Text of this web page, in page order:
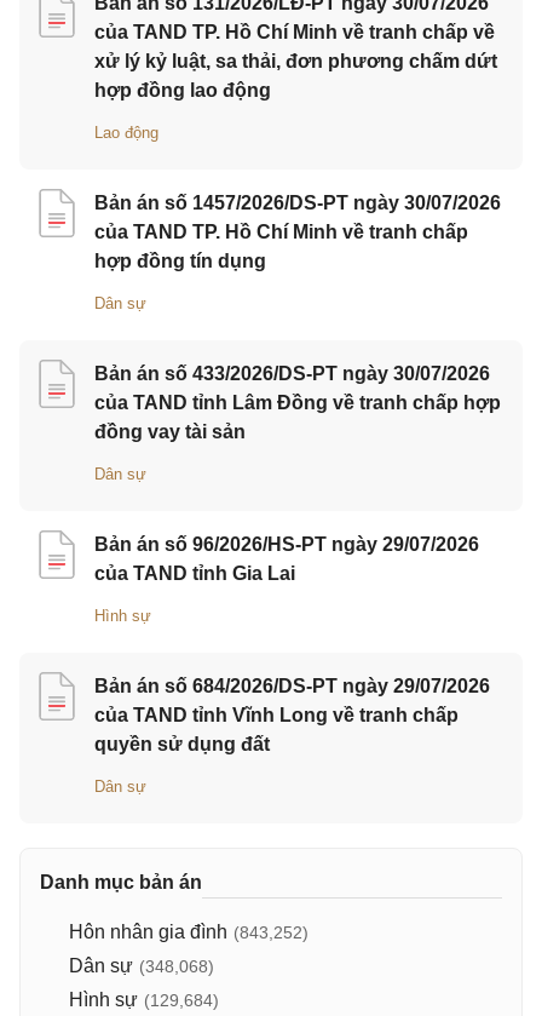
của TAND TP. Hồ Chí Minh về tranh chấp về
xử lý kỷ luật, sa thải, đơn phương chấm dứt
hợp đồng lao động
Lao động
Bản án số 1457/2026/DS-PT ngày 30/07/2026
của TAND TP. Hồ Chí Minh về tranh chấp
hợp đồng tín dụng
Dân sự
Bản án số 433/2026/DS-PT ngày 30/07/2026
của TAND tỉnh Lâm Đồng về tranh chấp hợp
đồng vay tài sản
Dân sự
Bản án số 96/2026/HS-PT ngày 29/07/2026
của TAND tỉnh Gia Lai
Hình sự
Bản án số 684/2026/DS-PT ngày 29/07/2026
của TAND tỉnh Vĩnh Long về tranh chấp
quyền sử dụng đất
Dân sự
Danh mục bản án
Hôn nhân gia đình (843,252)
Dân sự (348,068)
Hình sự (129,684)